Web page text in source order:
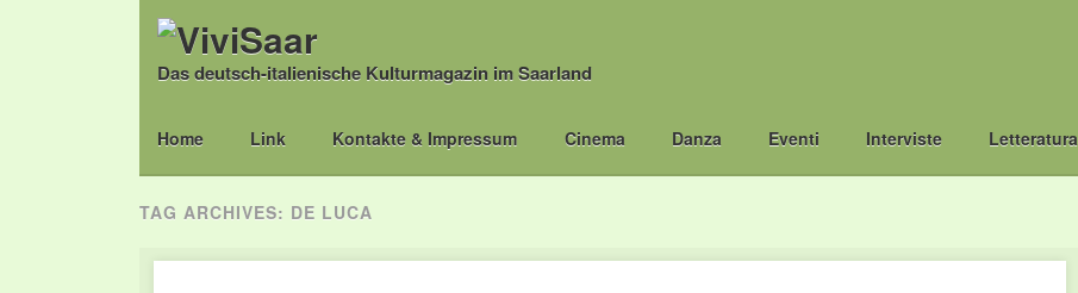
Das deutsch-italienische Kulturmagazin im Saarland
Main menu
Skip
Home Link Kontakte & Impressum Cinema Danza Eventi Interviste Letteratura
TAG ARCHIVES: DE LUCA